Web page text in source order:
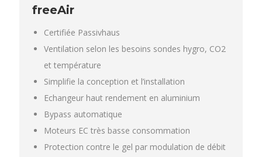
freeAir
Certifiée Passivhaus
Ventilation selon les besoins sondes hygro, CO2
et température
Simplifie la conception et l’installation
Echangeur haut rendement en aluminium
Bypass automatique
Moteurs EC très basse consommation
Protection contre le gel par modulation de débit